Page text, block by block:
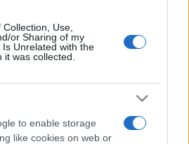
Use,
or Sharing of my
Unrelated with the
was collected.
to enable storage
like cookies on web or
Radlje ob Dravi
Mislinja